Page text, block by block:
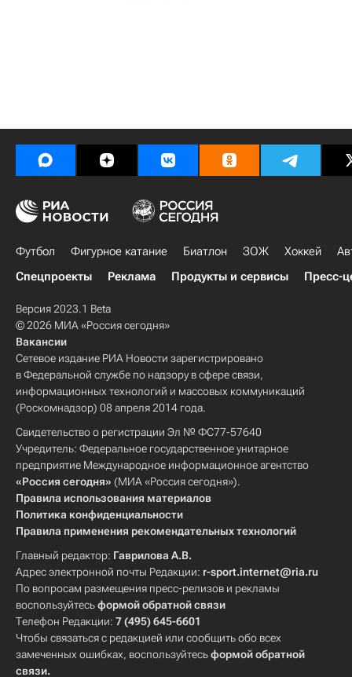
Футбол Фигурное катание Биатлон ЗОЖ Хоккей
Спецпроекты
Реклама Продукты и сервисы Пресс-
Версия 2023.1 Beta
© 2026 МИА «Россия сегодня»
Вакансии
Сетевое издание РИА Новости зарегистрировано
в Федеральной службе по надзору в сфере связи,
информационных технологий и массовых коммуникаций
(Роскомнадзор) 08 апреля 2014 года.
Свидетельство о регистрации Эл № ФС77-57640
Учредитель: Федеральное государственное унитарное
предприятие Международное информационное агентство
«Россия сегодня» (МИА «Россия сегодня»).
Правила использования материалов
Политика конфиденциальности
Правила применения рекомендательных технологий
Главный редактор: Гаврилова А.В.
Адрес электронной почты Редакции: r-sport.internet@ria.ru
По вопросам размещения пресс-релизов и рекламы
воспользуйтесьформой обратной связи
Телефон Редакции: 7 (495) 645-6601
Чтобы связаться с редакцией или сообщить обо всех
замеченных ошибках, воспользуйтесьформой обратной
связи.